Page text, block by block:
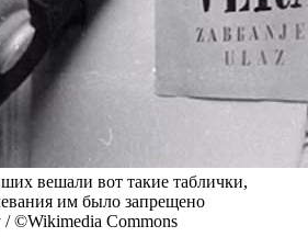
вешали вот такие таблички,
им было запрещено
©Wikimedia Commons